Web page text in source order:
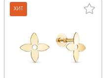
ХИТ